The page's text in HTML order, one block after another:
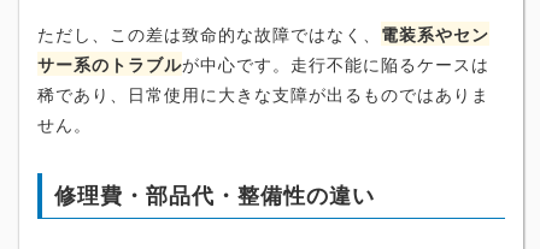
ただし、この差は致命的な故障ではなく、 電装系やセン
サー系のトラブルが中心です。走行不能に陥るケースは
稀であり、日常使用に大きな支障が出るものではありま
せん。
修理費・部品代・整備性の違い